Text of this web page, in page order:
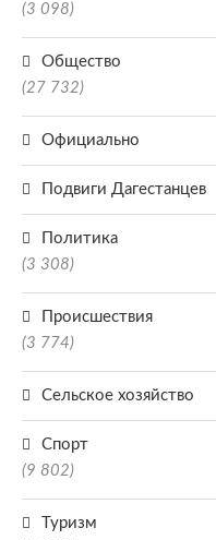
(3 098)
Общество
(27 732)
Официально
Подвиги Дагестанцев
Политика
(3 308)
Происшествия
(3 774)
Сельское хозяйство
Спорт
(9 802)
Туризм